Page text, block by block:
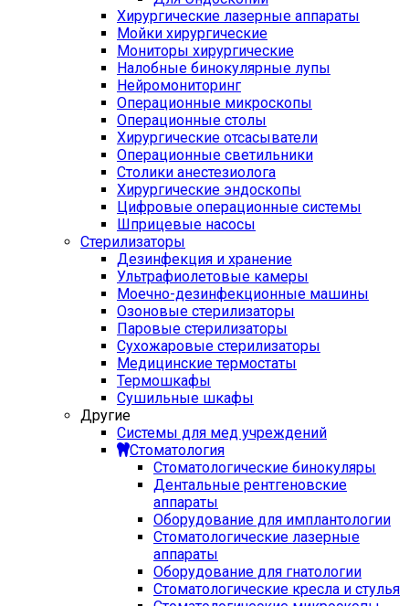
Хирургические лазерные аппараты
Мойки хирургические
Мониторы хирургические
Налобные бинокулярные лупы
Нейромониторинг
Операционные микроскопы
Операционные столы
Хирургические отсасыватели
Операционные светильники
Столики анестезиолога
Хирургические эндоскопы
Цифровые операционные системы
Шприцевые насосы
Стерилизаторы
Дезинфекция и хранение
Ультрафиолетовые камеры
Моечно-дезинфекционные машины
Озоновые стерилизаторы
Паровые стерилизаторы
Сухожаровые стерилизаторы
Медицинские термостаты
Термошкафы
Сушильные шкафы
Другие
Системы для мед учреждений
Стоматология
Стоматологические бинокуляры
Дентальные рентгеновские
аппараты
Оборудование для имплантологии
Стоматологические лазерные
аппараты
Оборудование для гнатологии
Стоматологические кресла и стулья